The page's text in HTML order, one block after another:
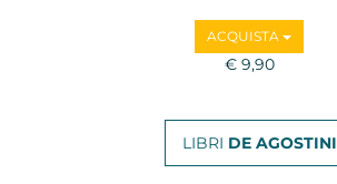
ACQUISTA
€ 9,90
LIBRI DE AGOSTINI